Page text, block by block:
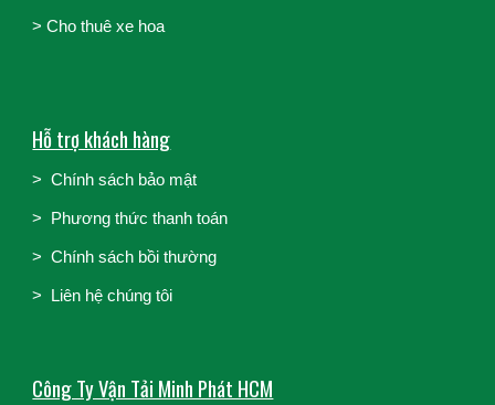
>Cho thuê xe hoa
Hỗ trợ khách hàng
> Chính sách bảo mật
> Phương thức thanh toán
>Chính sách bồi thường
> Liên hệ chúng tôi
Công Ty Vận Tải Minh Phát HCM